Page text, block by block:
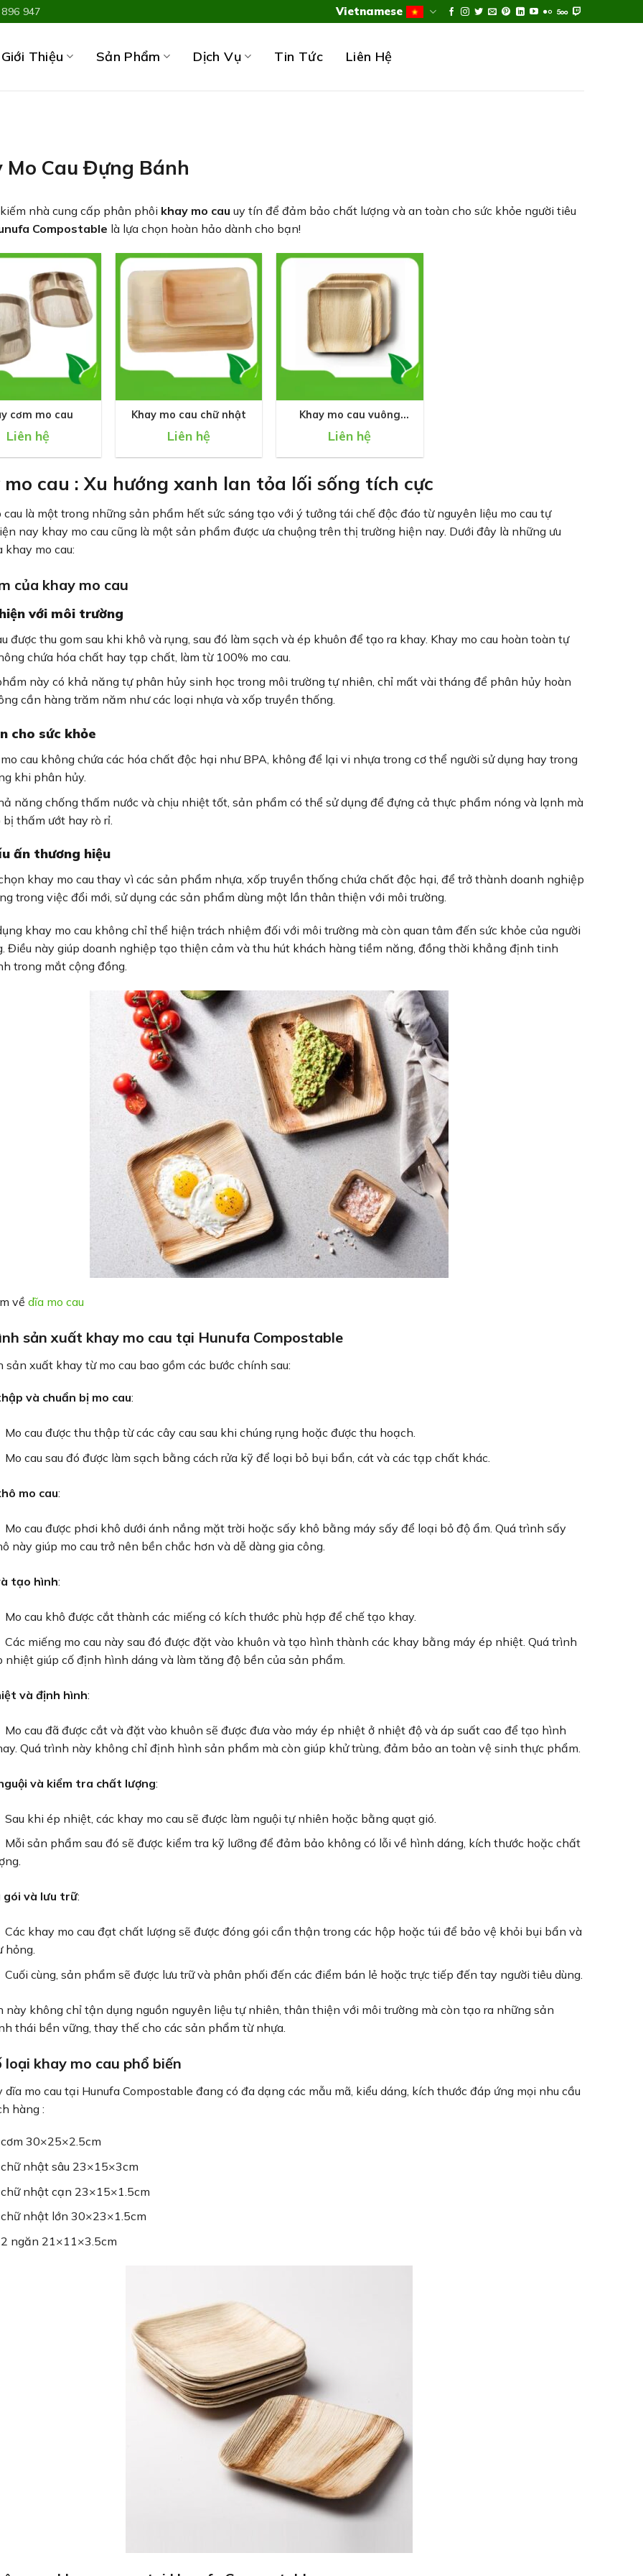
947 Vietnamese
Giới Thiệu Sản Phẩm Dịch Vụ Tin Tức Liên Hệ
Mo Cau Đựng Bánh
nhà cung cấp phân phôi khay mo cau uy tín để đảm bảo chất lượng và an toàn cho sức khỏe người tiêu
Compostable là lựa chọn hoàn hảo dành cho bạn!
cơm mo cau
Liên hệ
Khay mo cau chữ nhật
Liên hệ
Khay mo cau vuông
Liên hệ
mo cau : Xu hướng xanh lan tỏa lối sống tích cực
cau là một trong những sản phẩm hết sức sáng tạo với ý tưởng tái chế độc đáo từ nguyên liệu mo cau tự
nay khay mo cau cũng là một sản phẩm được ưa chuộng trên thị trường hiện nay. Dưới đây là những ưu
khay mo cau:
của khay mo cau
với môi trường
được thu gom sau khi khô và rụng, sau đó làm sạch và ép khuôn để tạo ra khay. Khay mo cau hoàn toàn tự
chứa hóa chất hay tạp chất, làm từ 100% mo cau.
này có khả năng tự phân hủy sinh học trong môi trường tự nhiên, chỉ mất vài tháng để phân hủy hoàn
cần hàng trăm năm như các loại nhựa và xốp truyền thống.
cho sức khỏe
cau không chứa các hóa chất độc hại như BPA, không để lại vi nhựa trong cơ thể người sử dụng hay trong
khi phân hủy.
năng chống thấm nước và chịu nhiệt tốt, sản phẩm có thể sử dụng để đựng cả thực phẩm nóng và lạnh mà
thấm ướt hay rò rỉ.
ấn thương hiệu
khay mo cau thay vì các sản phẩm nhựa, xốp truyền thống chứa chất độc hại, để trở thành doanh nghiệp
trong việc đổi mới, sử dụng các sản phẩm dùng một lần thân thiện với môi trường.
khay mo cau không chỉ thể hiện trách nhiệm đối với môi trường mà còn quan tâm đến sức khỏe của người
Điều này giúp doanh nghiệp tạo thiện cảm và thu hút khách hàng tiềm năng, đồng thời khẳng định tinh
trong mắt cộng đồng.
về dĩa mo cau
sản xuất khay mo cau tại Hunufa Compostable
sản xuất khay từ mo cau bao gồm các bước chính sau:
và chuẩn bị mo cau:
Mo cau được thu thập từ các cây cau sau khi chúng rụng hoặc được thu hoạch.
Mo cau sau đó được làm sạch bằng cách rửa kỹ để loại bỏ bụi bẩn, cát và các tạp chất khác.
mo cau:
Mo cau được phơi khô dưới ánh nắng mặt trời hoặc sấy khô bằng máy sấy để loại bỏ độ ẩm. Quá trình sấy
này giúp mo cau trở nên bền chắc hơn và dễ dàng gia công.
tạo hình:
Mo cau khô được cắt thành các miếng có kích thước phù hợp để chế tạo khay.
Các miếng mo cau này sau đó được đặt vào khuôn và tạo hình thành các khay bằng máy ép nhiệt. Quá trình
nhiệt giúp cố định hình dáng và làm tăng độ bền của sản phẩm.
và định hình:
Mo cau đã được cắt và đặt vào khuôn sẽ được đưa vào máy ép nhiệt ở nhiệt độ và áp suất cao để tạo hình
Quá trình này không chỉ định hình sản phẩm mà còn giúp khử trùng, đảm bảo an toàn vệ sinh thực phẩm.
và kiểm tra chất lượng:
Sau khi ép nhiệt, các khay mo cau sẽ được làm nguội tự nhiên hoặc bằng quạt gió.
Mỗi sản phẩm sau đó sẽ được kiểm tra kỹ lưỡng để đảm bảo không có lỗi về hình dáng, kích thước hoặc chất
gói và lưu trữ:
Các khay mo cau đạt chất lượng sẽ được đóng gói cẩn thận trong các hộp hoặc túi để bảo vệ khỏi bụi bẩn và
hỏng.
Cuối cùng, sản phẩm sẽ được lưu trữ và phân phối đến các điểm bán lẻ hoặc trực tiếp đến tay người tiêu dùng.
này không chỉ tận dụng nguồn nguyên liệu tự nhiên, thân thiện với môi trường mà còn tạo ra những sản
thái bền vững, thay thế cho các sản phẩm từ nhựa.
loại khay mo cau phổ biến
dĩa mo cau tại Hunufa Compostable đang có đa dạng các mẫu mã, kiểu dáng, kích thước đáp ứng mọi nhu cầu
hàng :
30×25×2.5cm
nhật sâu 23×15×3cm
nhật cạn 23×15×1.5cm
nhật lớn 30×23×1.5cm
ngăn 21×11×3.5cm